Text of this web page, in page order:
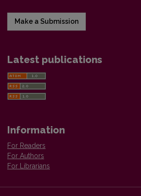
Make a Submission
Latest publications
Information
For Readers
For Authors
For Librarians